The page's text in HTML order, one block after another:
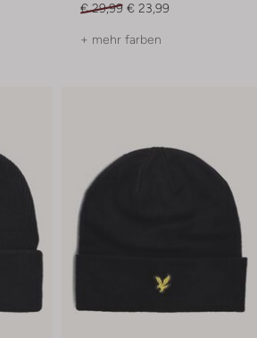
€ 29,99 € 23,99
+ mehr farben